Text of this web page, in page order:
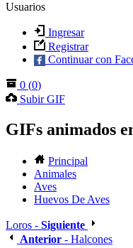
Usuarios
Ingresar
Registrar
Continuar con
0 (0)
Subir GIF
GIFs animados
Principal
Animales
Aves
Huevos De Aves
Loros - Siguiente
Anterior - Halcones